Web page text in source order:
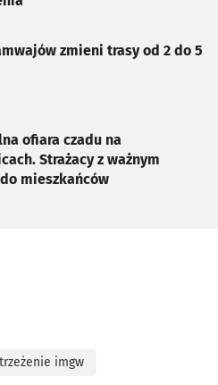
zmieni trasy od 2 do 5
ofiara czadu na
Strażacy z ważnym
mieszkańców
imgw